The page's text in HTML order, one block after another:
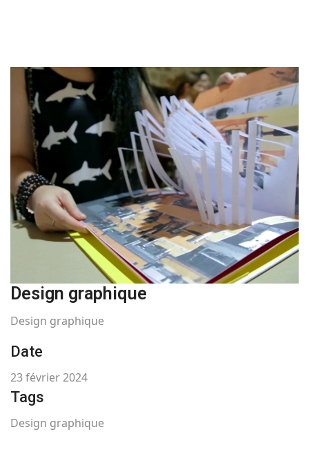
Design graphique
Design graphique
Date
23 février 2024
Tags
Design graphique